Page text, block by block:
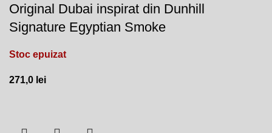
Original Dubai inspirat din Dunhill
Signature Egyptian Smoke
Stoc epuizat
271,0 lei